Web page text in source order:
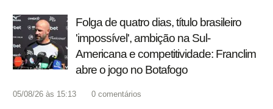
Folga de quatro dias, título brasileiro
'impossível', ambição na Sul-
Americana e competitividade: Franclim
abre o jogo no Botafogo
05/08/26 às 15:13 0 comentários